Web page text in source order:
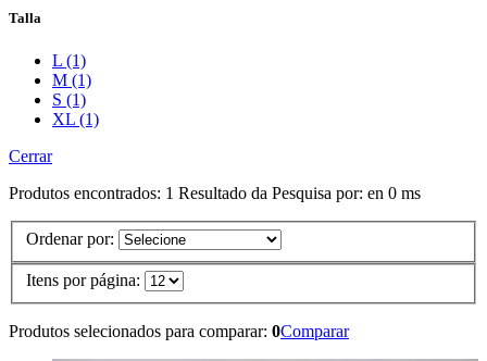
Talla
L (1)
M (1)
S (1)
XL (1)
Cerrar
Produtos encontrados: 1 Resultado da Pesquisa por: en 0 ms
Ordenar por:
Itens por página:
Produtos selecionados para comparar: 0Comparar